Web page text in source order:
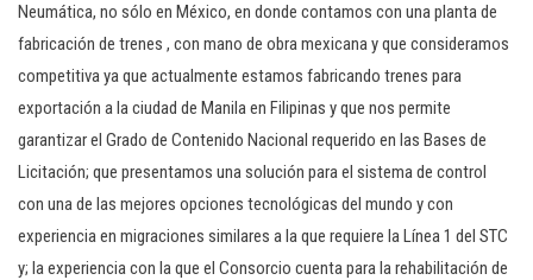
Neumática, no sólo en México, en donde contamos con una planta de
fabricación de trenes , con mano de obra mexicana y que consideramos
competitiva ya que actualmente estamos fabricando trenes para
exportación a la ciudad de Manila en Filipinas y que nos permite
garantizar el Grado de Contenido Nacional requerido en las Bases de
Licitación; que presentamos una solución para el sistema de control
con una de las mejores opciones tecnológicas del mundo y con
experiencia en migraciones similares a la que requiere la Línea 1 del STC
y; la experiencia con la que el Consorcio cuenta para la rehabilitación de